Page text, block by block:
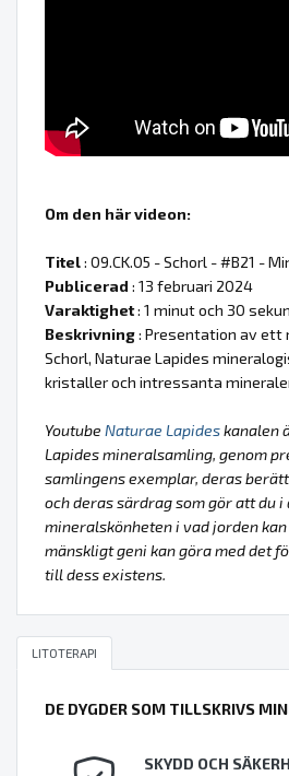
Om den här videon:
Titel: 09.CK.05 - Schorl - #B21 -
Publicerad : 13 februari 2024
Varaktighet: 1 minut och 30
Beskrivning: Presentation av ett
Schorl, Naturae Lapides
kristaller och intressanta
Youtube Naturae Lapideskanalen
Lapides mineralsamling, genom
samlingens exemplar, deras
och deras särdrag som gör att du
mineralskönheten i vad jorden
mänskligt geni kan göra med det
till dess existens.
LITOTERAPI
DE DYGDER SOM TILLSKRIVS
SKYDD OCH